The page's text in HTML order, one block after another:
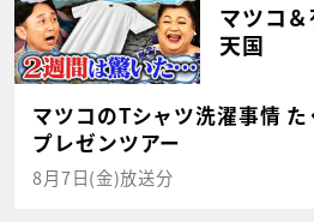
マツコ
天国
マツコのTシャツ洗濯事情
プレゼンツアー
8月7日(金)放送分